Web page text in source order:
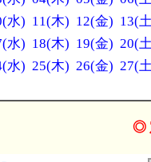
水) 11(木) 12(金) 13(
水) 18(木) 19(金) 20(
水) 25(木) 26(金) 27(
◎